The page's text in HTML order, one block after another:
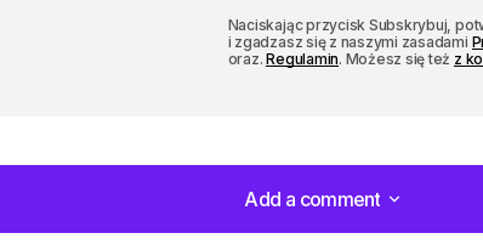
Naciskając przycisk Subskrybuj,
i zgadzasz się z naszymi zasadami
oraz.Regulamin. Możesz się też z
Add a comment
Add a comment